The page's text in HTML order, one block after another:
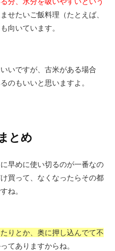
せたいご飯料理（たとえば、
向いています。
いですが、古米がある場合
のもいいと思いますよ。
とめ
早めに使い切るのが一番なの
買って、なくなったらその都
ね。
りとか、奥に押し込んでて不
てありますからね。